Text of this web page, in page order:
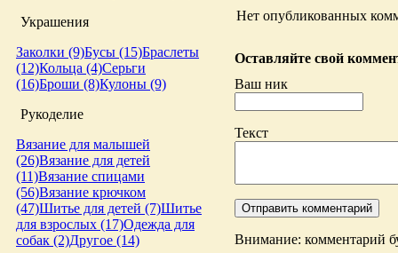
Украшения
Заколки (9)Бусы (15)Браслеты
(12)Кольца (4)Серьги
(16)Броши (8)Кулоны (9)
Рукоделие
Вязание для малышей
(26)Вязание для детей
(11)Вязание спицами
(56)Вязание крючком
(47)Шитье для детей (7)Шитье
для взрослых (17)Одежда для
собак (2)Другое (14)
Нет опубликованных
Оставляйте свой
Ваш ник
Текст
Внимание: комментарий